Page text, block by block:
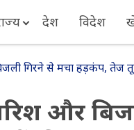
देश विदेश
गिरने से मचा हड़कंप, तेज
और